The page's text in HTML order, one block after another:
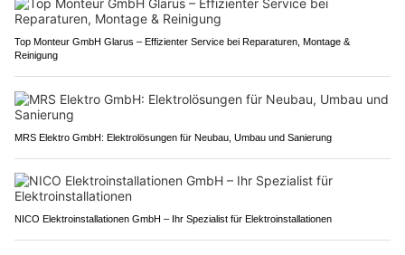
Top Monteur GmbH Glarus – Effizienter Service bei Reparaturen, Montage &
Reinigung
MRS Elektro GmbH: Elektrolösungen für Neubau, Umbau und Sanierung
NICO Elektroinstallationen GmbH – Ihr Spezialist für Elektroinstallationen